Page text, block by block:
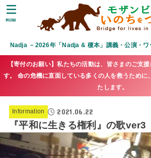
Nadja －2026年「Nadja & 榎本」講義・公演・ワ
MENU
【寄付のお願い】私たちの活動は、皆さまのご支
す。 命の危機に直面している多くの人を救うために
たします。
Information 2021.06.22
『平和に生きる権利』の歌ver3